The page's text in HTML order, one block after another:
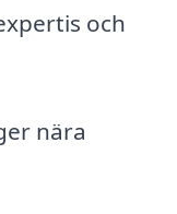
och
nära